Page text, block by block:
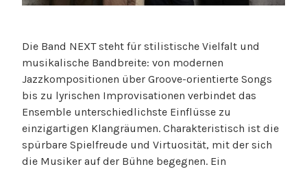
Die Band NEXT steht für stilistische Vielfalt und
musikalische Bandbreite: von modernen
Jazzkompositionen über Groove-orientierte Songs
bis zu lyrischen Improvisationen verbindet das
Ensemble unterschiedlichste Einflüsse zu
einzigartigen Klangräumen. Charakteristisch ist die
spürbare Spielfreude und Virtuosität, mit der sich
die Musiker auf der Bühne begegnen. Ein